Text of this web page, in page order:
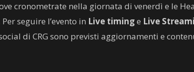
cronometrate nella giornata di venerdì e le
seguire l’evento in Live timinge Live
di CRG sono previsti aggiornamenti e